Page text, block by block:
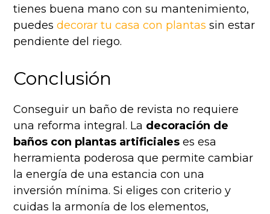
tienes buena mano con su mantenimiento,
puedesdecorar tu casa con plantas sin estar
pendiente del riego.
Conclusión
Conseguir un baño de revista no requiere
una reforma integral. La decoración de
baños con plantas artificiales es esa
herramienta poderosa que permite cambiar
la energía de una estancia con una
inversión mínima. Si eliges con criterio y
cuidas la armonía de los elementos,